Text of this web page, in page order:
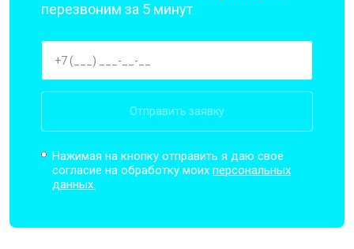
перезвоним за 5 минут
Отправить заявку
Нажимая на кнопку отправить я даю свое
согласие на обработку моихперсональных
данных.